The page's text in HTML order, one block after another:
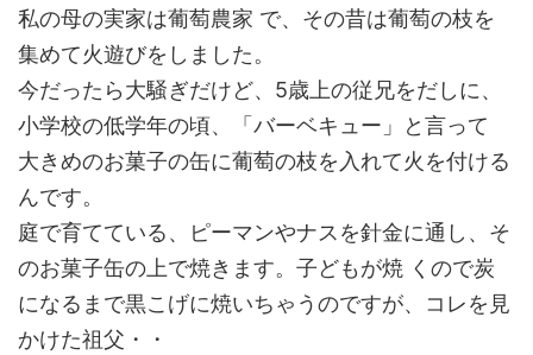
私の母の実家は葡萄農家 で、その昔は葡萄の枝を
集めて火遊びをしました。
今だったら大騒ぎだけど、5歳上の従兄をだしに、
小学校の低学年の頃、「バーベキュー」と言って
大きめのお菓子の缶に葡萄の枝を入れて火を付ける
んです。
庭で育てている、ピーマンやナスを針金に通し、そ
のお菓子缶の上で焼きます。子どもが焼 くので炭
になるまで黒こげに焼いちゃうのですが、コレを見
かけた祖父・・